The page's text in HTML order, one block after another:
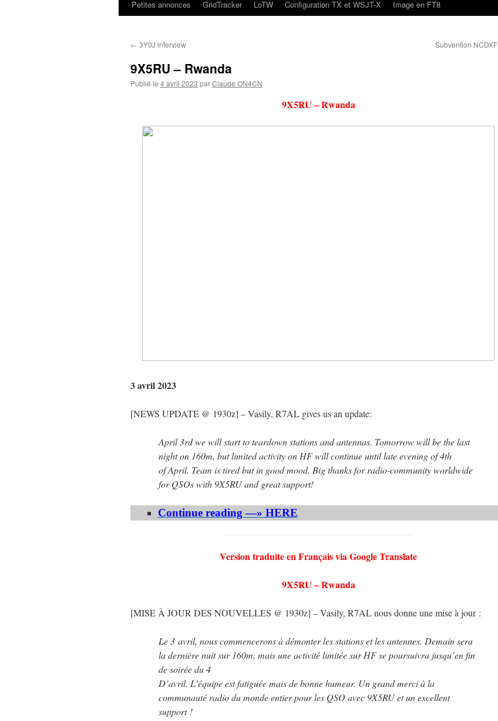
Petites annonces
GridTracker LoTW Configuration TX et WSJT-X Image en FT8
← 3Y0J interview Subvention NCDXF
9X5RU – Rwanda
Publié le 4 avril 2023 parClaude ON4CN
9X5RU – Rwanda
3 avril 2023
[NEWS UPDATE @ 1930z] – Vasily, R7AL gives us an update:
April 3rd we will start to teardown stations and antennas. Tomorrow will be the last
night on 160m, but limited activity on HF will continue until late evening of 4th
of April. Team is tired but in good mood. Big thanks for radio-community worldwide
for QSOs with 9X5RU and great support!
Continue reading —» HERE
Version traduite en Français via Google Translate
9X5RU – Rwanda
[MISE À JOUR DES NOUVELLES @ 1930z] – Vasily, R7AL nous donne une mise à jour :
Le 3 avril, nous commencerons à démonter les stations et les antennes. Demain sera
la dernière nuit sur 160m, mais une activité limitée sur HF se poursuivra jusqu’en fin
de soirée du 4
D’avril. L’équipe est fatiguée mais de bonne humeur. Un grand merci à la
communauté radio du monde entier pour les QSO avec 9X5RU et un excellent
support !